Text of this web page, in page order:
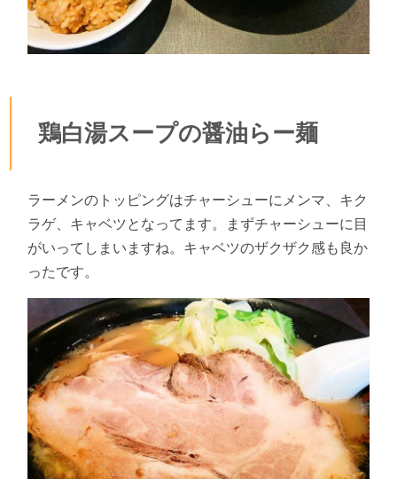
鶏白湯スープの醤油らー麺
ラーメンのトッピングはチャーシューにメンマ、キク
ラゲ、キャベツとなってます。まずチャーシューに目
がいってしまいますね。キャベツのザクザク感も良か
ったです。